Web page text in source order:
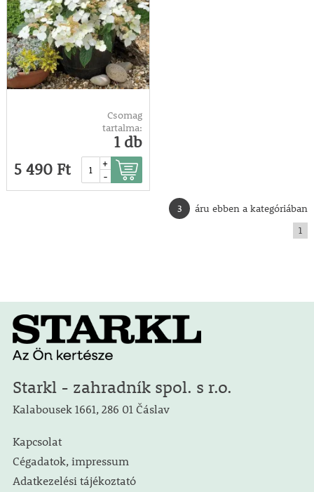
Csomag
tartalma:
1 db
5 490 Ft
+
-
3
áru ebben a kategóriában
1
Starkl - zahradník spol. s r.o.
Kalabousek 1661, 286 01 Čáslav
Kapcsolat
Cégadatok, impressum
Adatkezelési tájékoztató